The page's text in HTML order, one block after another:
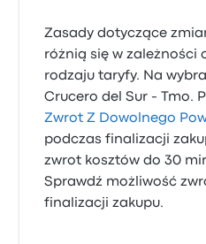
Zasady dotyczące
różnią się w zależności
rodzaju taryfy. Na
Crucero del Sur - Tmo.
Zwrot Z Dowolnego
podczas finalizacji
zwrot kosztów do 30
Sprawdź możliwość
finalizacji zakupu.